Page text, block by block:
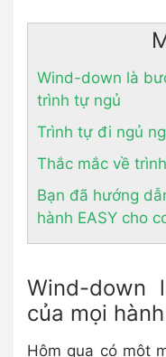
Wind-down là
trình tự ngủ
Trình tự đi ngủ
Thắc mắc về
Bạn đã hướng
hành EASY cho
Wind-down
của mọi
Hôm qua có một